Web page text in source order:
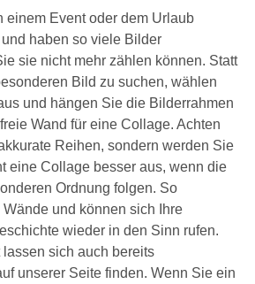
einem Event oder dem Urlaub
haben so viele Bilder
sie nicht mehr zählen können. Statt
Bild zu suchen, wählen
und hängen Sie die Bilderrahmen
Wand für eine Collage. Achten
Reihen, sondern werden Sie
eine Collage besser aus, wenn die
Ordnung folgen. So
und können sich Ihre
wieder in den Sinn rufen.
lassen sich auch bereits
unserer Seite finden. Wenn Sie ein